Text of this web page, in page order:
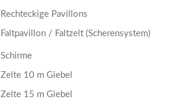
Rechteckige Pavillons
Faltpavillon / Faltzelt (Scherensystem)
Schirme
Zelte 10 m Giebel
Zelte 15 m Giebel